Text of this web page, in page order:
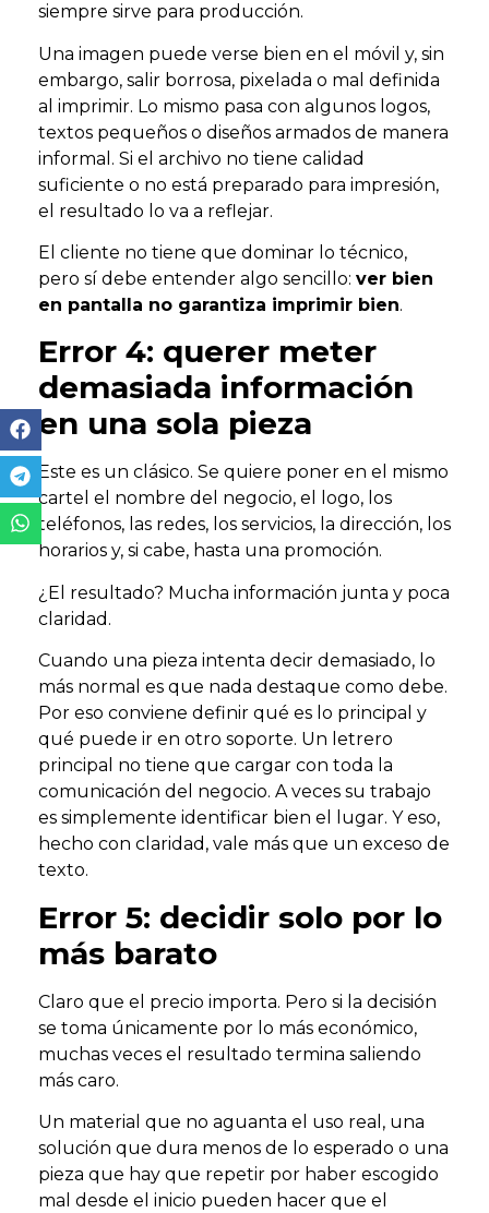
siempre sirve para producción.
Una imagen puede verse bien en el móvil y, sin
embargo, salir borrosa, pixelada o mal definida
al imprimir. Lo mismo pasa con algunos logos,
textos pequeños o diseños armados de manera
informal. Si el archivo no tiene calidad
suficiente o no está preparado para impresión,
el resultado lo va a reflejar.
El cliente no tiene que dominar lo técnico,
pero sí debe entender algo sencillo: ver bien
en pantalla no garantiza imprimir bien.
Error 4: querer meter
demasiada información
en una sola pieza
Este es un clásico. Se quiere poner en el mismo
cartel el nombre del negocio, el logo, los
teléfonos, las redes, los servicios, la dirección, los
horarios y, si cabe, hasta una promoción.
¿El resultado? Mucha información junta y poca
claridad.
Cuando una pieza intenta decir demasiado, lo
más normal es que nada destaque como debe.
Por eso conviene definir qué es lo principal y
qué puede ir en otro soporte. Un letrero
principal no tiene que cargar con toda la
comunicación del negocio. A veces su trabajo
es simplemente identificar bien el lugar. Y eso,
hecho con claridad, vale más que un exceso de
texto.
Error 5: decidir solo por lo
más barato
Claro que el precio importa. Pero si la decisión
se toma únicamente por lo más económico,
muchas veces el resultado termina saliendo
más caro.
Un material que no aguanta el uso real, una
solución que dura menos de lo esperado o una
pieza que hay que repetir por haber escogido
mal desde el inicio pueden hacer que el